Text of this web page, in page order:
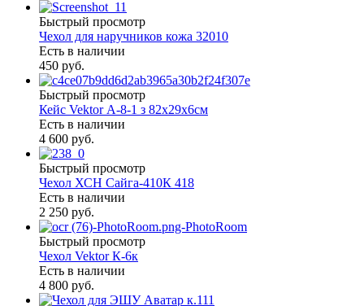
Быстрый просмотр
Чехол для наручников кожа 32010
Есть в наличии
450 руб.
Быстрый просмотр
Кейс Vektor А-8-1 з 82х29х6см
Есть в наличии
4 600 руб.
Быстрый просмотр
Чехол ХСН Сайга-410К 418
Есть в наличии
2 250 руб.
Быстрый просмотр
Чехол Vektor К-6к
Есть в наличии
4 800 руб.